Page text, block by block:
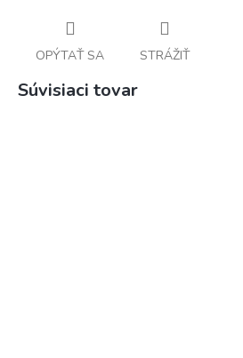
OPÝTAŤ SA STRÁŽIŤ
Súvisiaci tovar